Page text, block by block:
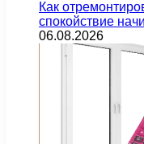
Как
спокойствие
06.08.2026